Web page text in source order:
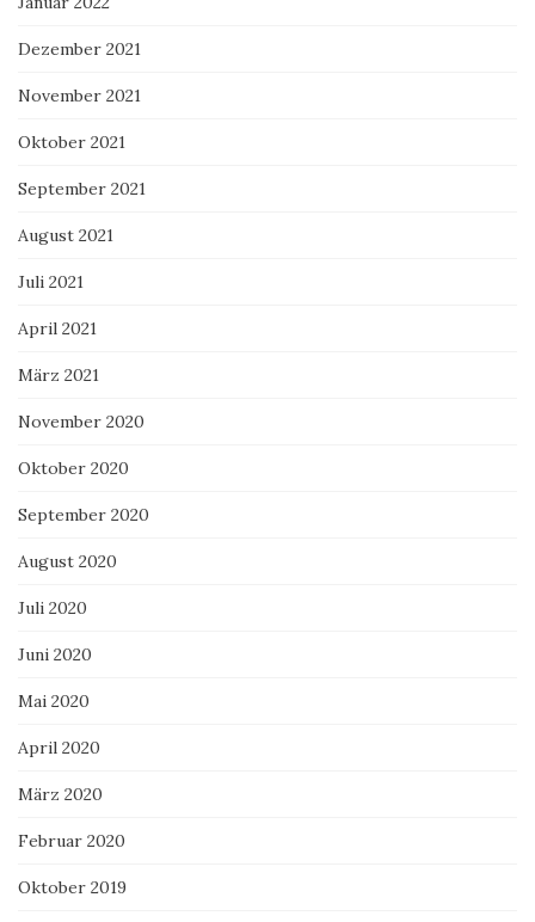
Dezember 2021
November 2021
Oktober 2021
September 2021
August 2021
Juli 2021
April 2021
März 2021
November 2020
Oktober 2020
September 2020
August 2020
Juli 2020
Juni 2020
Mai 2020
April 2020
März 2020
Februar 2020
Oktober 2019